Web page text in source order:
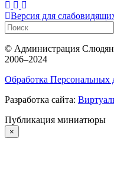
Версия для
© Администрация
2006–2024
Обработка Персональных
Разработка сайта:
Публикация миниатюры
×